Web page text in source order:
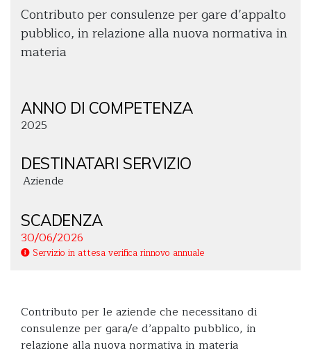
Contributo per consulenze per gare d’appalto
pubblico, in relazione alla nuova normativa in
materia
ANNO DI COMPETENZA
2025
DESTINATARI SERVIZIO
Aziende
SCADENZA
30/06/2026
Servizio in attesa verifica rinnovo annuale
Contributo per le aziende che necessitano di
consulenze per gara/e d’appalto pubblico, in
relazione alla nuova normativa in materia